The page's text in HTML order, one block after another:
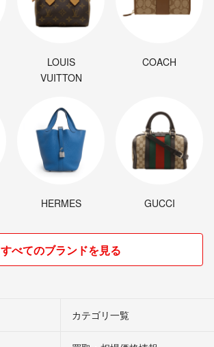
LOUIS
VUITTON
COACH
HERMES GUCCI
すべてのブランドを見る
カテゴリ一覧